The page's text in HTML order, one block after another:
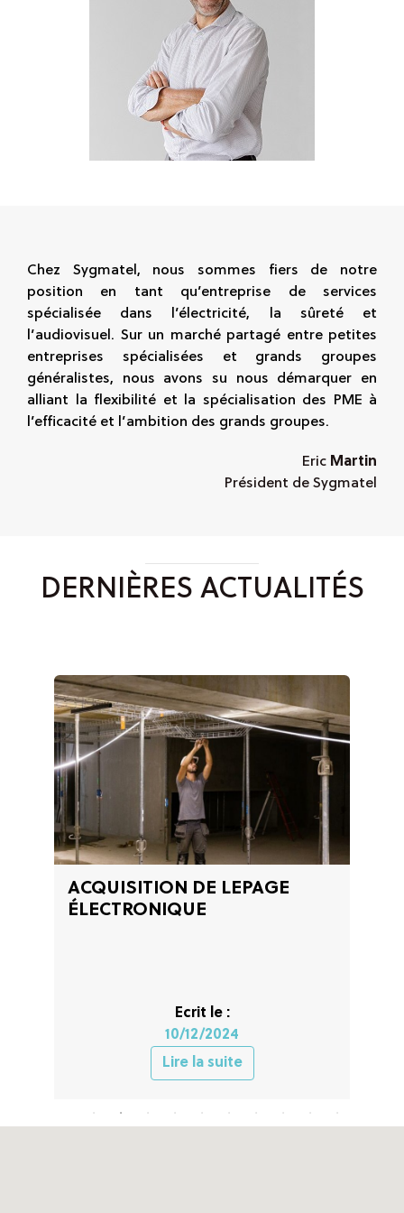
Chez Sygmatel, nous sommes fiers de notre
position en tant qu’entreprise de services
spécialisée dans l’électricité, la sûreté et
l’audiovisuel. Sur un marché partagé entre petites
entreprises spécialisées et grands groupes
généralistes, nous avons su nous démarquer en
alliant la flexibilité et la spécialisation des PME à
l’efficacité et l’ambition des grands groupes.
Eric Martin
Président de Sygmatel
DERNIÈRES ACTUALITÉS
Changement de Gouvernance
et Transmission chez
Ecrit le :
10/12/2024
Lire la suite